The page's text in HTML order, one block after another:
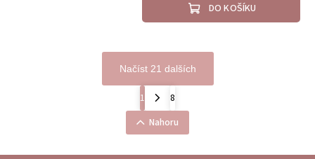
DO KOŠÍKU
Načíst 21 dalších
1
8
Nahoru